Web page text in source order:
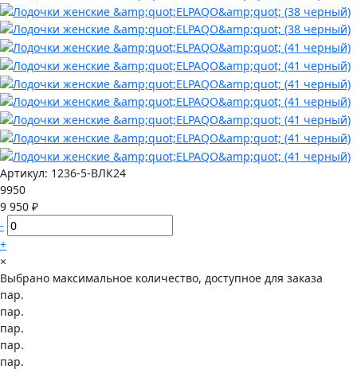
Артикул: 1236-5-ВЛК24
9950
9 950 ₽
-
+
×
Выбрано максимальное количество, доступное для заказа
пар.
пар.
пар.
пар.
пар.